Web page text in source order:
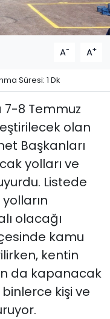
A- A+
Süresi: 1 Dk
7-8 Temmuz
olan
Başkanları
yolları ve
Listede
olacağı
kamu
kentin
da kapanacak
kişi ve